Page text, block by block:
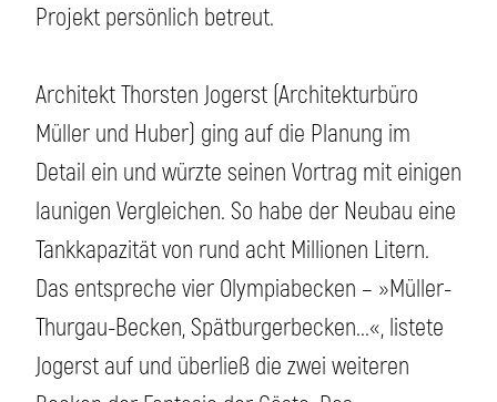
Projekt persönlich betreut.
Architekt Thorsten Jogerst (Architekturbüro
Müller und Huber) ging auf die Planung im
Detail ein und würzte seinen Vortrag mit einigen
launigen Vergleichen. So habe der Neubau eine
Tankkapazität von rund acht Millionen Litern.
Das entspreche vier Olympiabecken – »Müller-
Thurgau-Becken, Spätburgerbecken...«, listete
Jogerst auf und überließ die zwei weiteren